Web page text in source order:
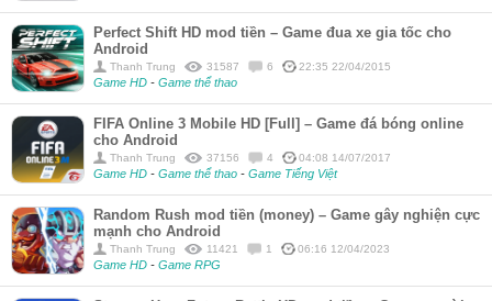
Perfect Shift HD mod tiền – Game đua xe gia tốc cho
Android
Thanh Trung 31587 6 22:35 22/04/2015
Game HD - Game thể thao
FIFA Online 3 Mobile HD [Full] – Game đá bóng online
cho Android
Thanh Trung 37156 4 04:08 14/07/2017
Game HD - Game thể thao - Game Tiếng Việt
Random Rush mod tiền (money) – Game gây nghiện cực
mạnh cho Android
Thanh Trung 11421 1 06:16 12/04/2023
Game HD - Game RPG